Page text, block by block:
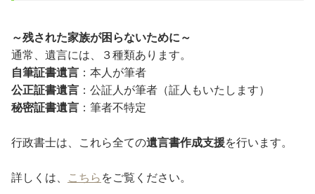
～残された家族が困らないために～
通常、遺言には、３種類あります。
自筆証書遺言 ：本人が筆者
公正証書遺言 ：公証人が筆者（証人もいたします）
秘密証書遺言 ：筆者不特定
行政書士は、これら全ての遺言書作成支援を行います。
詳しくは、 こちら をご覧ください。